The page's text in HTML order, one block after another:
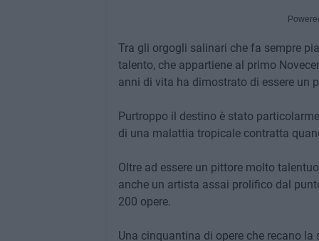
Tra gli orgogli salinari che fa sempre
talento, che appartiene al primo
anni di vita ha dimostrato di essere un
Purtroppo il destino è stato
di una malattia tropicale contratta
Oltre ad essere un pittore molto
anche un artista assai prolifico dal
200 opere.
Una cinquantina di opere che recano